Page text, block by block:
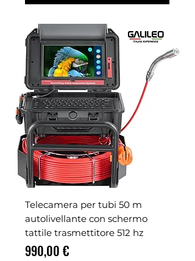
Telecamera per tubi 50 m
autolivellante con schermo
tattile trasmettitore 512 hz
Prezzo
990,00 €